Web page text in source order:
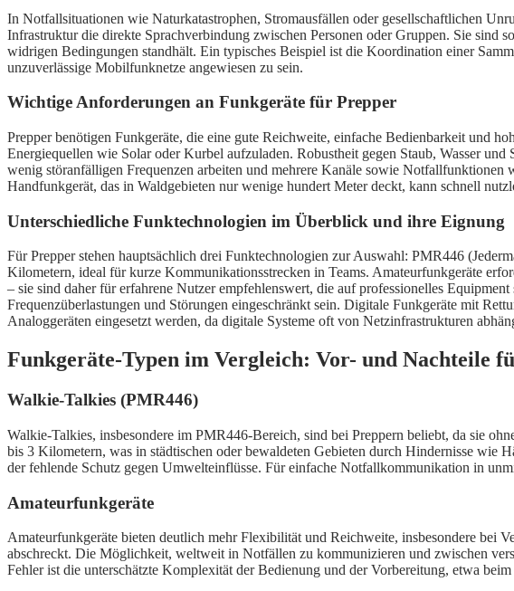
In Notfallsituationen wie Naturkatastrophen, Stromausfällen oder gesellschaftlichen
Infrastruktur die direkte Sprachverbindung zwischen Personen oder Gruppen. Sie sind
widrigen Bedingungen standhält. Ein typisches Beispiel ist die Koordination einer
unzuverlässige Mobilfunknetze angewiesen zu sein.
Wichtige Anforderungen an Funkgeräte für Prepper
Prepper benötigen Funkgeräte, die eine gute Reichweite, einfache Bedienbarkeit und
Energiequellen wie Solar oder Kurbel aufzuladen. Robustheit gegen Staub, Wasser
wenig störanfälligen Frequenzen arbeiten und mehrere Kanäle sowie
Handfunkgerät, das in Waldgebieten nur wenige hundert Meter deckt, kann schnell
Unterschiedliche Funktechnologien im Überblick und ihre Eignung
Für Prepper stehen hauptsächlich drei Funktechnologien zur Auswahl: PMR446
Kilometern, ideal für kurze Kommunikationsstrecken in Teams. Amateurfunkgeräte
– sie sind daher für erfahrene Nutzer empfehlenswert, die auf professionelles
Frequenzüberlastungen und Störungen eingeschränkt sein. Digitale Funkgeräte mit
Analoggeräten eingesetzt werden, da digitale Systeme oft von Netzinfrastrukturen
Funkgeräte-Typen im Vergleich: Vor- und Nachteile
Walkie-Talkies (PMR446)
Walkie-Talkies, insbesondere im PMR446-Bereich, sind bei Preppern beliebt, da sie
bis 3 Kilometern, was in städtischen oder bewaldeten Gebieten durch Hindernisse wie
der fehlende Schutz gegen Umwelteinflüsse. Für einfache Notfallkommunikation in
Amateurfunkgeräte
Amateurfunkgeräte bieten deutlich mehr Flexibilität und Reichweite, insbesondere bei
abschreckt. Die Möglichkeit, weltweit in Notfällen zu kommunizieren und zwischen
Fehler ist die unterschätzte Komplexität der Bedienung und der Vorbereitung, etwa